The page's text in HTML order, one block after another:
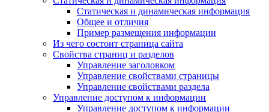
Статическая и динамическая информация
Общее и отличия
Пример размещения информации
Из чего состоит страница сайта
Свойства страниц и разделов
Управление заголовком
Управление свойствами страницы
Управление свойствами раздела
Управление доступом к информации
Управление доступом к информации